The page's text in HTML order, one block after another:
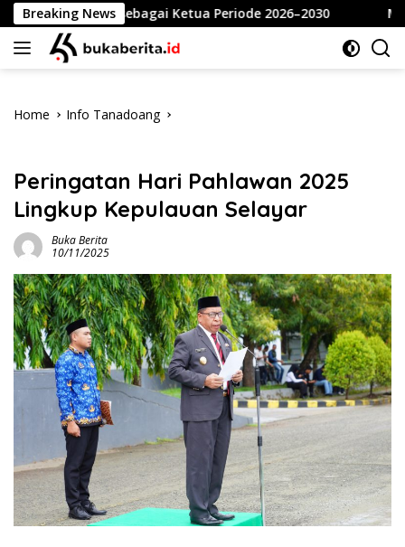
Skip
to
content
Breaking News
sebagai Ketua Periode 2026–2030 Meriahkan
Home Info Tanadoang
Peringatan Hari Pahlawan 2025
Lingkup Kepulauan Selayar
Buka Berita
10/11/2025